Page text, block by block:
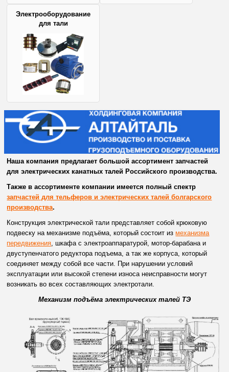
Электрооборудование
для тали
Наша компания предлагает большой ассортимент запчастей
для электрических канатных талей Российского производства.
Также в ассортименте компании имеется полный спектр
запчастей для тельферов и электрических талей болгарского
производства.
Конструкция электрической тали представляет собой крюковую
подвеску на механизме подъёма, который состоит из механизма
передвижения , шкафа с электроаппаратурой, мотор-барабана и
двуступенчатого редуктора подъема, а так же корпуса, который
соединяет между собой все части. При нарушении условий
эксплуатации или высокой степени износа неисправности могут
возникать во всех составляющих электротали.
Механизм подъёма электрических талей ТЭ